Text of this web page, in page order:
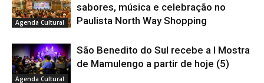
Agenda Cultural
sabores, música e celebração no
Paulista North Way Shopping
Agenda Cultural
São Benedito do Sul recebe a I Mostra
de Mamulengo a partir de hoje (5)